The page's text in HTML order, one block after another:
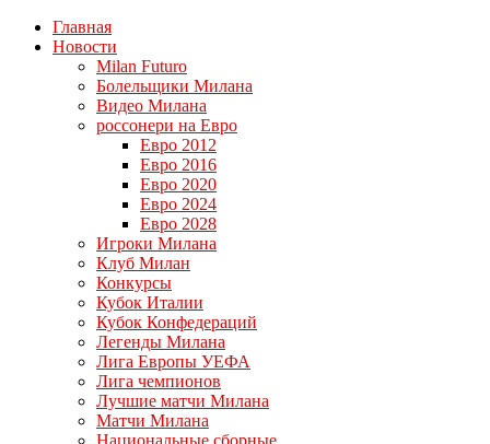
Главная
Новости
Milan Futuro
Болельщики Милана
Видео Милана
россонери на Евро
Евро 2012
Евро 2016
Евро 2020
Евро 2024
Евро 2028
Игроки Милана
Клуб Милан
Конкурсы
Кубок Италии
Кубок Конфедераций
Легенды Милана
Лига Европы УЕФА
Лига чемпионов
Лучшие матчи Милана
Матчи Милана
Национальные сборные